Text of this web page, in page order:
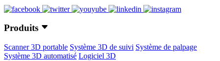
Produits
Scanner 3D portable Système 3D de suivi Système de palpage
Système 3D automatisé Logiciel 3D